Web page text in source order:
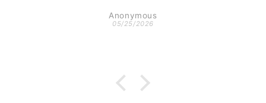
Anonymous
05/25/2026